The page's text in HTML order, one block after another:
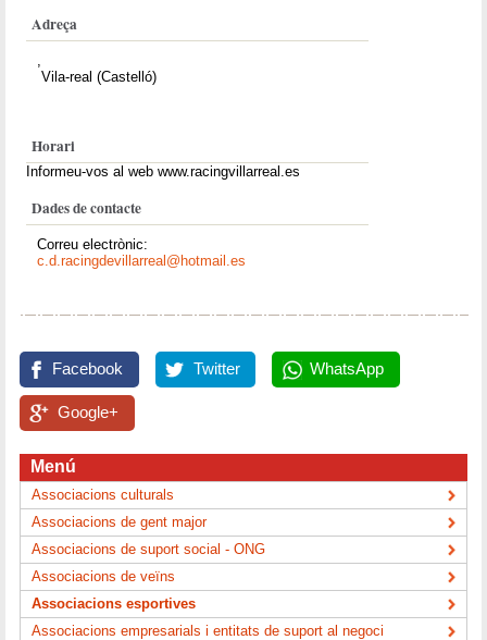
Adreça
Vila-real (Castelló)
Horari
Informeu-vos al web www.racingvillarreal.es
Dades de contacte
Correu electrònic:
c.d.racingdevillarreal@hotmail.es
Facebook Twitter WhatsApp
Google+
Menú
Associacions culturals
Associacions de gent major
Associacions de suport social - ONG
Associacions de veïns
Associacions esportives
Associacions empresarials i entitats de suport al negoci